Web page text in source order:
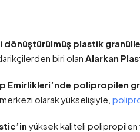
dönüştürülmüş plastik
biri olan Alarkan
Emirlikleri’nde polipropilen
olarak yükselişiyle,
yüksek kaliteli